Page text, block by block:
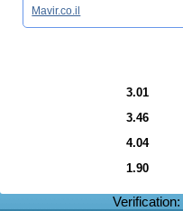
Mavir.co.il
3.01
3.46
4.04
1.90